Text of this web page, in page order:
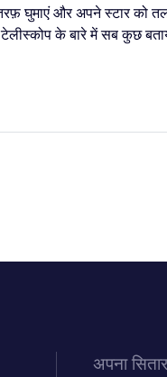
घुमाएं और अपने स्टार को
के बारे में सब कुछ
अपना